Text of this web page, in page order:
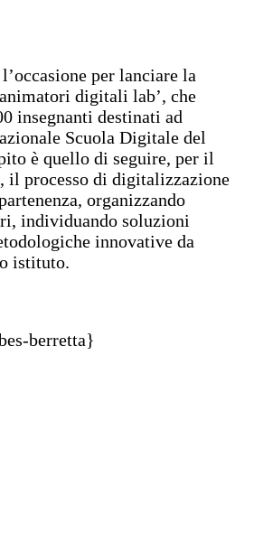
per lanciare la
digitali lab’, che
insegnanti destinati ad
Scuola Digitale del
è quello di seguire, per il
il processo di digitalizzazione
organizzando
individuando soluzioni
innovative da
istituto.
berretta}